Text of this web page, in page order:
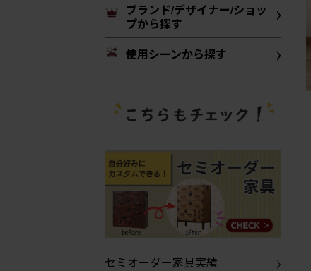
ブランド/デザイナー/ショッ
プから探す
使用シーンから探す
セミオーダー家具実績